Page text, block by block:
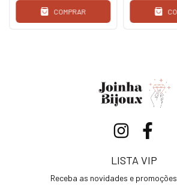
COMPRAR
LISTA VIP
Receba as novidades e